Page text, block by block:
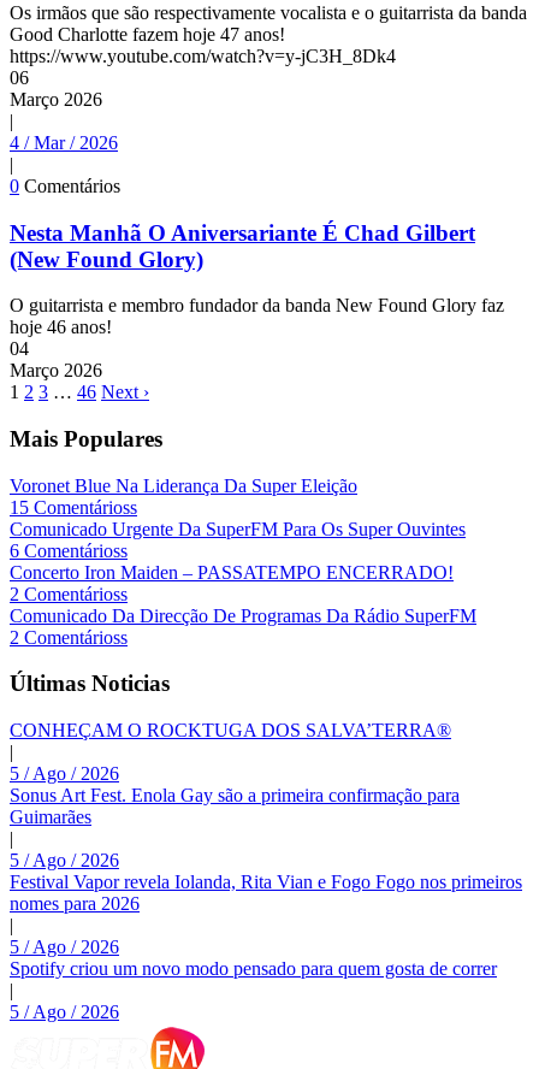
Os irmãos que são respectivamente vocalista e o guitarrista da banda
Good Charlotte fazem hoje 47 anos!
https://www.youtube.com/watch?v=y-jC3H_8Dk4
06
Março 2026
|
4 / Mar / 2026
|
0 Comentários
Nesta Manhã O Aniversariante É Chad Gilbert
(New Found Glory)
O guitarrista e membro fundador da banda New Found Glory faz
hoje 46 anos!
04
Março 2026
1 2 3 … 46 Next ›
Mais Populares
Voronet Blue Na Liderança Da Super Eleição
15 Comentárioss
Comunicado Urgente Da SuperFM Para Os Super Ouvintes
6 Comentárioss
Concerto Iron Maiden – PASSATEMPO ENCERRADO!
2 Comentárioss
Comunicado Da Direcção De Programas Da Rádio SuperFM
2 Comentárioss
Últimas Noticias
CONHEÇAM O ROCKTUGA DOS SALVA’TERRA®
|
5 / Ago / 2026
Sonus Art Fest. Enola Gay são a primeira confirmação para
Guimarães
|
5 / Ago / 2026
Festival Vapor revela Iolanda, Rita Vian e Fogo Fogo nos primeiros
nomes para 2026
|
5 / Ago / 2026
Spotify criou um novo modo pensado para quem gosta de correr
|
5 / Ago / 2026